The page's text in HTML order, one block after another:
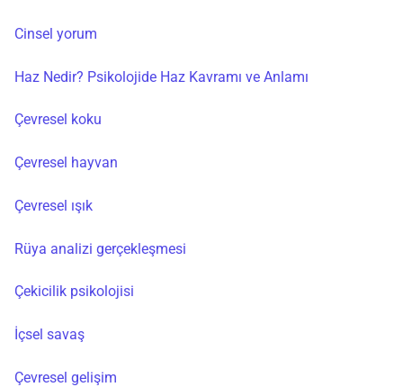
Cinsel yorum
Haz Nedir? Psikolojide Haz Kavramı ve Anlamı
Çevresel koku
Çevresel hayvan
Çevresel ışık
Rüya analizi gerçekleşmesi
Çekicilik psikolojisi
İçsel savaş
Çevresel gelişim